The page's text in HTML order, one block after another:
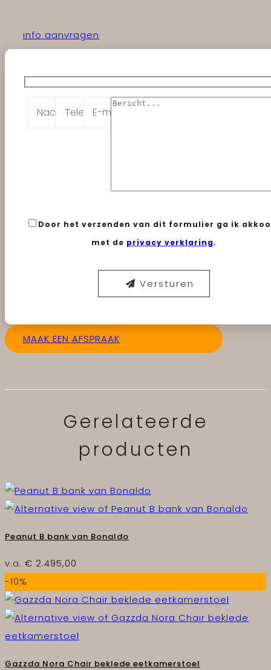
info aanvragen
Door het verzenden van dit formulier ga ik
met de privacy verklaring.
Versturen
MAAK EEN AFSPRAAK
Gerelateerde
producten
Peanut B bank van Bonaldo
v.a. € 2.495,00
-10%
Gazzda Nora Chair beklede eetkamerstoel